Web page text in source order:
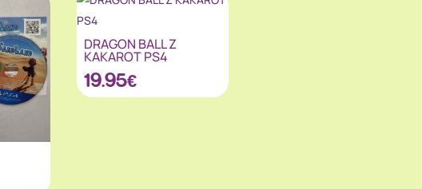
DRAGON BALL Z
KAKAROT PS4
19.95€